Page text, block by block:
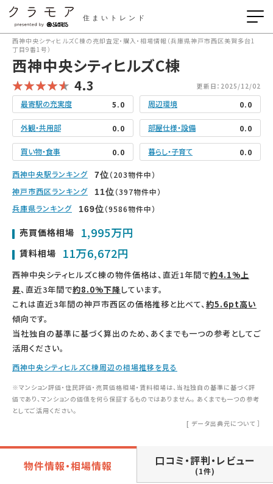
住まいトレンド
西神中央シティヒルズC棟の売却査定・購入・相場情報（兵庫県神戸市西区美賀多台1
丁目9番1号）
西神中央シティヒルズC棟
4.3 更新日：2025/12/02
最寄駅の充実度 5.0 周辺環境 0.0
外観・共用部 0.0 部屋仕様・設備 0.0
買い物・食事 0.0 暮らし・子育て 0.0
西神中央駅ランキング 7位（203物件中）
神戸市西区ランキング
11位（397物件中）
兵庫県ランキング
169位（9586物件中）
売買価格相場 1,995万円
賃料相場 11万6,672円
西神中央シティヒルズC棟の物件価格は、直近1年間で約4.1%上
昇、直近3年間で約8.0%下降しています。
これは直近3年間の神戸市西区の価格推移と比べて、約5.6pt高い
傾向です。
当社独自の基準に基づく算出のため、あくまでも一つの参考としてご
活用ください。
西神中央シティヒルズC棟周辺の相場推移を見る
※マンション評価・住民評価・売買価格相場・賃料相場は、当社独自の基準に基づく評
価であり、マンションの価値を何ら保証するものではありません。 あくまでも一つの参考
としてご活用ください。
[ データ出典元について ］
物件情報・相場情報 口コミ・評判・レビュー
(1件)